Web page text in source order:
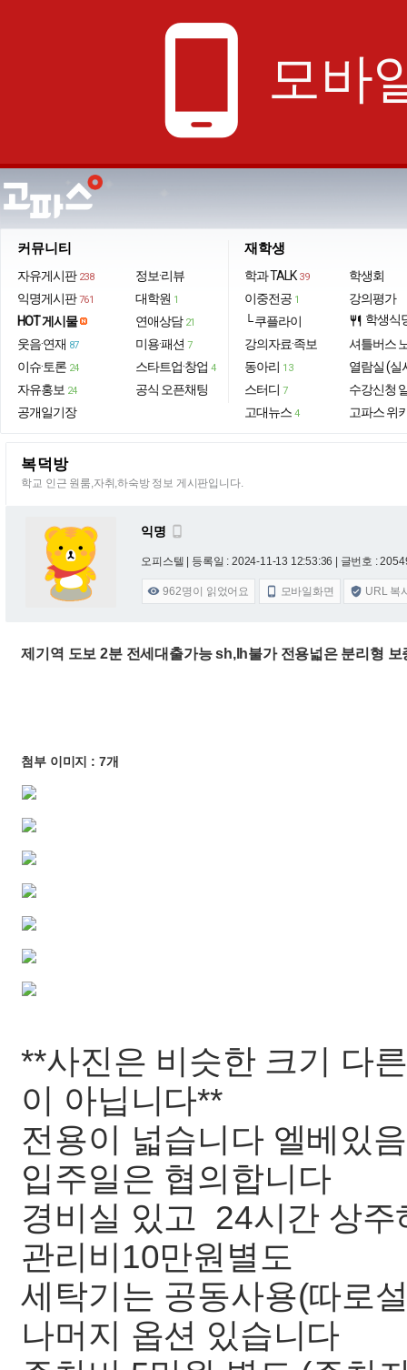
phone_android 모바
커뮤니티
자유게시판 238
익명게시판 761
HOT 게시물
웃음·연재 87
이슈·토론 24
자유홍보 24
공개일기장
정보·리뷰
대학원 1
연애상담 21
미용·패션 7
스타트업·창업 4
공식 오픈채팅
재학생
학과 TALK 39
이중전공 1
└ 쿠플라이
강의자료·족보
동아리 13
스터디 7
고대뉴스 4
학생회
강의평가
restaurant 학생식
셔틀버스
열람실 (실
수강신청
고파스 위
복덕방
학교 인근 원룸,자취,하숙방 정보 게시판입니다.
익명 
오피스텔 | 등록일 : 2024-11-13 12:53:36 | 글번호 :
 962명이 읽었어요  모바일화면  URL 복
제기역 도보 2분 전세대출가능 sh,lh불가 전용넓은 분리형
첨부 이미지 : 7개
**사진은 비슷한 크기 다
이 아닙니다**
전용이 넓습니다 엘베있음
입주일은 협의합니다
경비실 있고 24시간 상주
관리비10만원별도
세탁기는 공동사용(따로
나머지 옵션 있습니다